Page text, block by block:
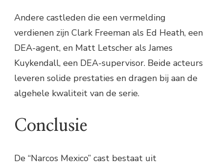
Andere castleden die een vermelding
verdienen zijn Clark Freeman als Ed Heath, een
DEA-agent, en Matt Letscher als James
Kuykendall, een DEA-supervisor. Beide acteurs
leveren solide prestaties en dragen bij aan de
algehele kwaliteit van de serie.
Conclusie
De “Narcos Mexico” cast bestaat uit